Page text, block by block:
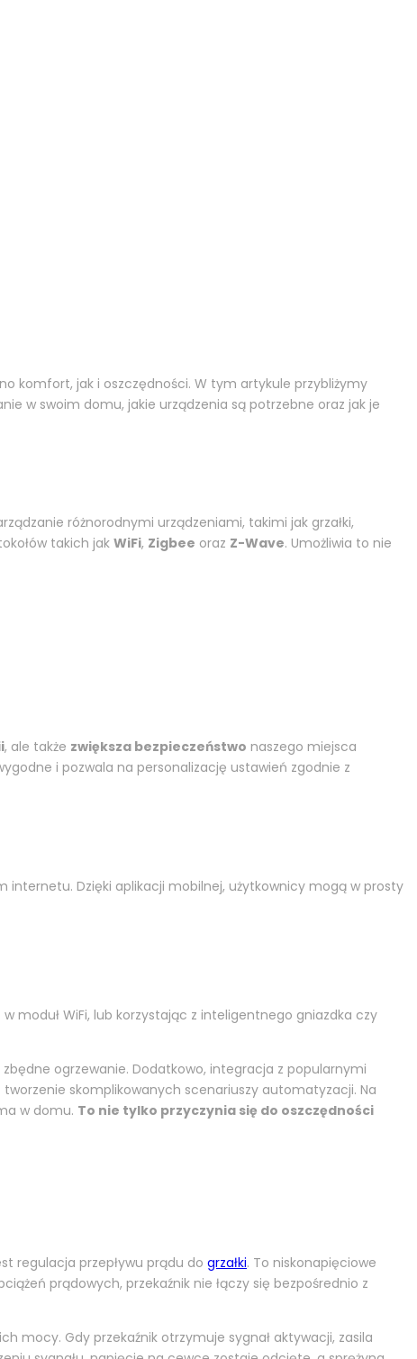
komfort, jak i oszczędności. W tym artykule przybliżymy
w swoim domu, jakie urządzenia są potrzebne oraz jak je
różnorodnymi urządzeniami, takimi jak grzałki,
takich jak WiFi, Zigbee oraz Z-Wave. Umożliwia to nie
, ale także zwiększa bezpieczeństwo naszego miejsca
i pozwala na personalizację ustawień zgodnie z
Dzięki aplikacji mobilnej, użytkownicy mogą w prosty
moduł WiFi, lub korzystając z inteligentnego gniazdka czy
ogrzewanie. Dodatkowo, integracja z popularnymi
tworzenie skomplikowanych scenariuszy automatyzacji. Na
w domu. To nie tylko przyczynia się do oszczędności
regulacja przepływu prądu do grzałki. To niskonapięciowe
prądowych, przekaźnik nie łączy się bezpośrednio z
mocy. Gdy przekaźnik otrzymuje sygnał aktywacji, zasila